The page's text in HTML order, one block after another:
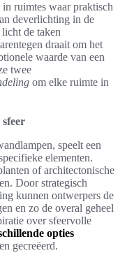
ruimtes waar praktisch
deverlichting in de
de taken
draait om het
waarde van een
twee
om elke ruimte in
speelt een
elementen.
of architectonische
Door strategisch
kunnen ontwerpers de
en zo de overal geheel
over sfeervolle
opties
gecreëerd.